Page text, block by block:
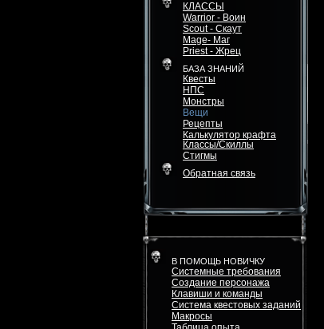
КЛАССЫ
Warrior - Воин
Scout - Скаут
Mage- Маг
Priest - Жрец
БАЗА ЗНАНИЙ
Квесты
НПС
Монстры
Вещи
Рецепты
Калькулятор крафта
Классы/Скиллы
Стигмы
Обратная связь
В ПОМОЩЬ НОВИЧКУ
Системные требования
Создание персонажа
Клавиши и команды
Система квестовых заданий
Макросы